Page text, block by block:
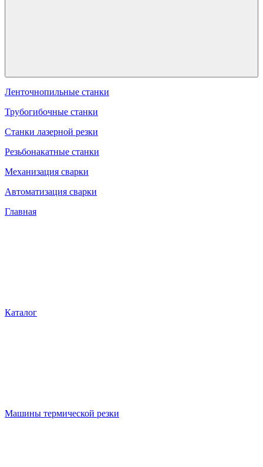
Ленточнопильные станки
Трубогибочные станки
Станки лазерной резки
Резьбонакатные станки
Механизация сварки
Автоматизация сварки
Главная
Каталог
Машины термической резки